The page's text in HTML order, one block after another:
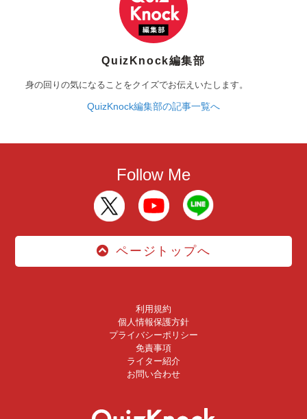
QuizKnock編集部
身の回りの気になることをクイズでお伝えいたします。
QuizKnock編集部の記事一覧へ
Follow Me
ページトップへ
利用規約
個人情報保護方針
プライバシーポリシー
免責事項
ライター紹介
お問い合わせ